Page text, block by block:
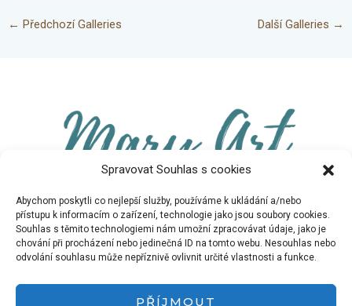
Spravovat Souhlas s cookies
Abychom poskytli co nejlepší služby, používáme k ukládání a/nebo
přístupu k informacím o zařízení, technologie jako jsou soubory cookies.
Souhlas s těmito technologiemi nám umožní zpracovávat údaje, jako je
chování při procházení nebo jedinečná ID na tomto webu. Nesouhlas nebo
odvolání souhlasu může nepříznivě ovlivnit určité vlastnosti a funkce.
PŘÍJMOUT
← Předchozí Galleries Další Galleries →
maryartunlimited@gmail.com